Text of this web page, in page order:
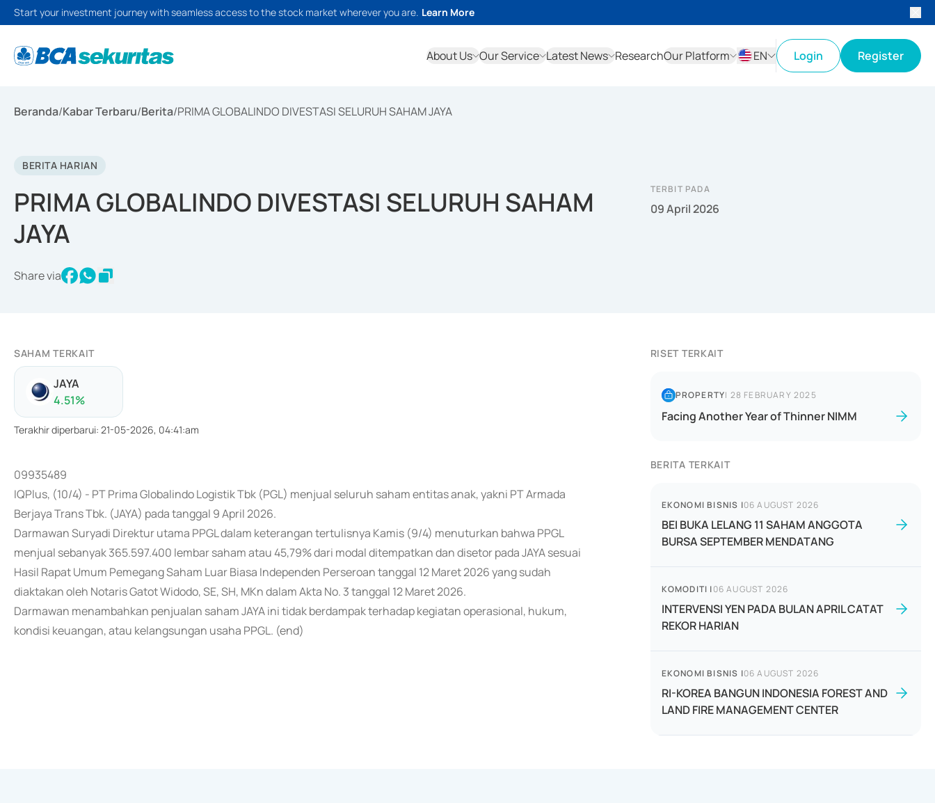
Start your investment journey with seamless access to the stock market wherever you are. Learn More
About Us Our Service Latest News ResearchOur Platform
EN
Login Register
Beranda/Kabar Terbaru/Berita/PRIMA GLOBALINDO DIVESTASI SELURUH SAHAM JAYA
BERITA HARIAN
PRIMA GLOBALINDO DIVESTASI SELURUH SAHAM
JAYA
Share via
TERBIT PADA
09 April 2026
SAHAM TERKAIT
JAYA
4.51%
Terakhir diperbarui: 21-05-2026, 04:41:am
09935489
IQPlus, (10/4) - PT Prima Globalindo Logistik Tbk (PGL) menjual seluruh saham entitas anak, yakni PT Armada
Berjaya Trans Tbk. (JAYA) pada tanggal 9 April 2026.
Darmawan Suryadi Direktur utama PPGL dalam keterangan tertulisnya Kamis (9/4) menuturkan bahwa PPGL
menjual sebanyak 365.597.400 lembar saham atau 45,79% dari modal ditempatkan dan disetor pada JAYA sesuai
Hasil Rapat Umum Pemegang Saham Luar Biasa Independen Perseroan tanggal 12 Maret 2026 yang sudah
diaktakan oleh Notaris Gatot Widodo, SE, SH, MKn dalam Akta No. 3 tanggal 12 Maret 2026.
Darmawan menambahkan penjualan saham JAYA ini tidak berdampak terhadap kegiatan operasional, hukum,
kondisi keuangan, atau kelangsungan usaha PPGL. (end)
RISET TERKAIT
PROPERTY| 28 FEBRUARY 2025
Facing Another Year of Thinner NIMM
BERITA TERKAIT
EKONOMI BISNIS |06 AUGUST 2026
BEI BUKA LELANG 11 SAHAM ANGGOTA
BURSA SEPTEMBER MENDATANG
KOMODITI |06 AUGUST 2026
INTERVENSI YEN PADA BULAN APRIL CATAT
REKOR HARIAN
EKONOMI BISNIS |06 AUGUST 2026
RI-KOREA BANGUN INDONESIA FOREST AND
LAND FIRE MANAGEMENT CENTER